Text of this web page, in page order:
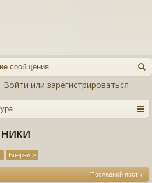
сообщения
Войти или зарегистрироваться
Вперёд >
Последний пост ↓